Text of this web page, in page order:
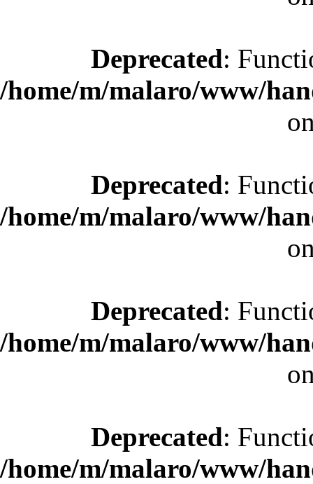
Deprecated:
/home/m/malaro/www/
Deprecated:
/home/m/malaro/www/
Deprecated:
/home/m/malaro/www/
Deprecated:
/home/m/malaro/www/